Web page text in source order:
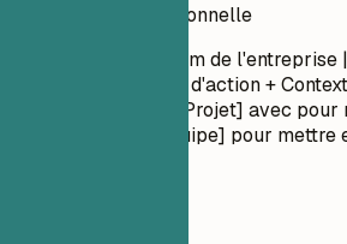
Expérience professionnelle
| Nom de l'entreprise
- Verbe d'action +
(Quantifié) - Dirigé [Projet] avec
Collaboré avec [Équipe] pour